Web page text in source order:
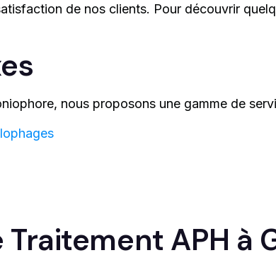
de nos clients. Pour découvrir
nous proposons une gamme de
APH à